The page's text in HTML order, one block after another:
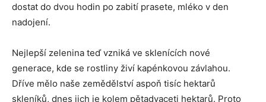
dostat do dvou hodin po zabití prasete, mléko v den
nadojení.
Nejlepší zelenina teď vzniká ve sklenících nové
generace, kde se rostliny živí kapénkovou závlahou.
Dříve mělo naše zemědělství aspoň tisíc hektarů
skleníků, dnes jich je kolem pětadvaceti hektarů. Proto